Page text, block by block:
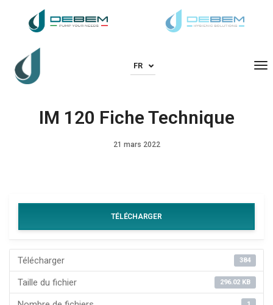
FR
IM 120 Fiche Technique
21 mars 2022
TÉLÉCHARGER
Télécharger 384
Taille du fichier 296.02 KB